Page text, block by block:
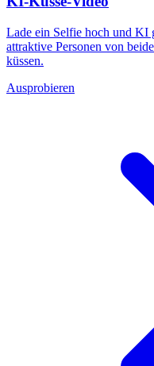
Lade ein Selfie hoch und KI
attraktive Personen von
küssen.
Ausprobieren